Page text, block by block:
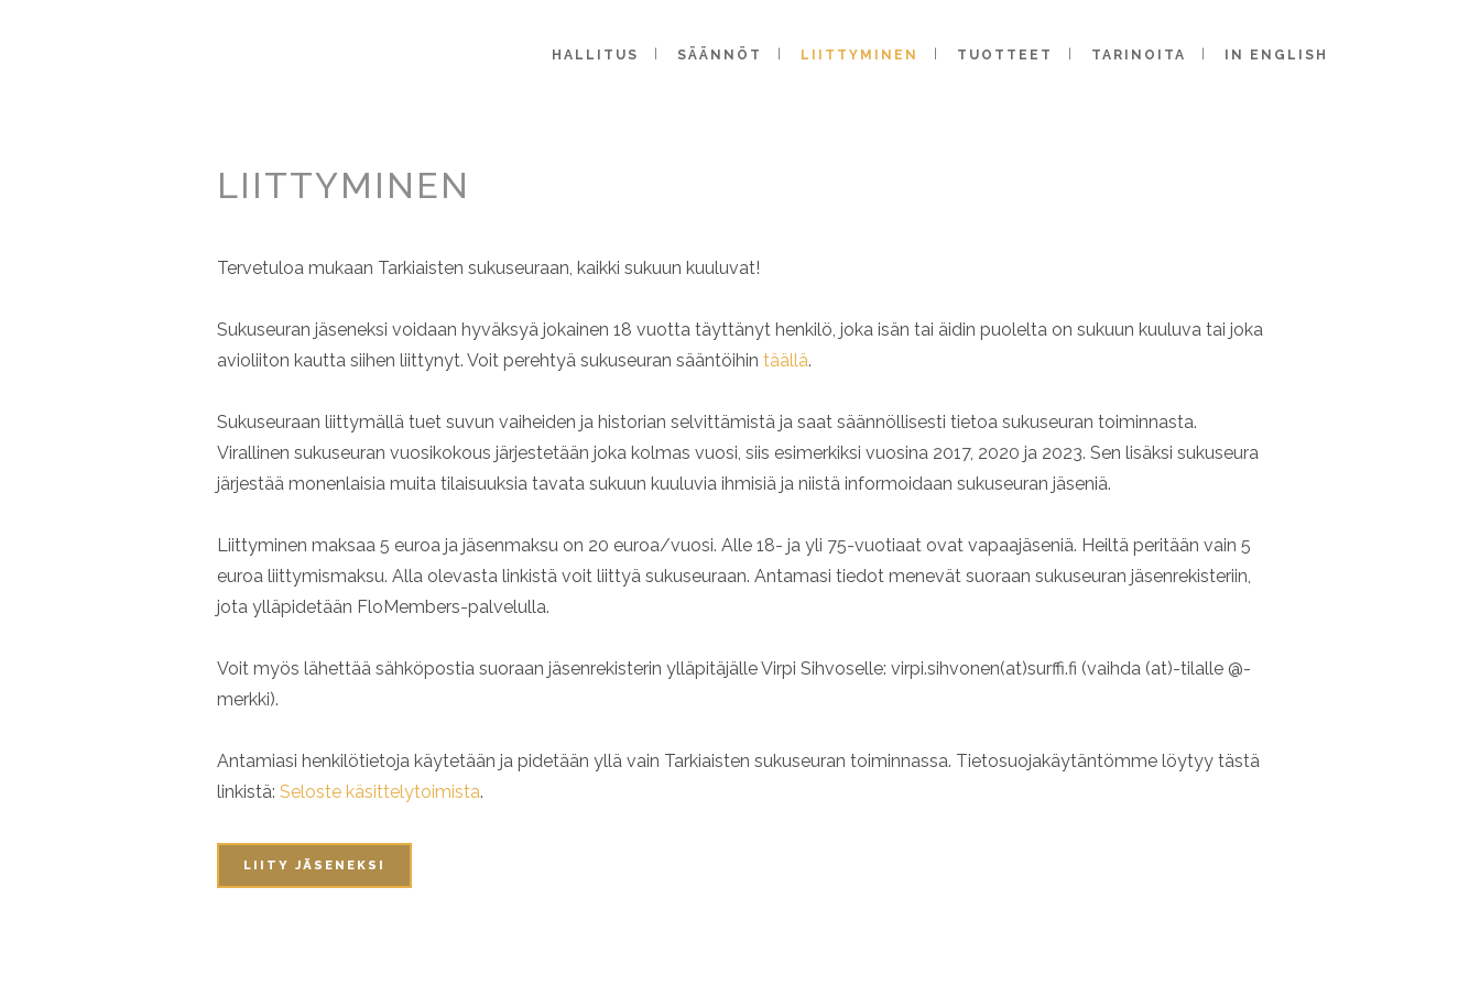
HALLITUS SÄÄNNÖT LIITTYMINEN TUOTTEET TARINOITA IN ENGLISH
LIITTYMINEN
Tervetuloa mukaan Tarkiaisten sukuseuraan, kaikki sukuun kuuluvat!
Sukuseuran jäseneksi voidaan hyväksyä jokainen 18 vuotta täyttänyt henkilö, joka isän tai äidin puolelta on sukuun kuuluva tai joka
avioliiton kautta siihen liittynyt. Voit perehtyä sukuseuran sääntöihin täällä.
Sukuseuraan liittymällä tuet suvun vaiheiden ja historian selvittämistä ja saat säännöllisesti tietoa sukuseuran toiminnasta.
Virallinen sukuseuran vuosikokous järjestetään joka kolmas vuosi, siis esimerkiksi vuosina 2017, 2020 ja 2023. Sen lisäksi sukuseura
järjestää monenlaisia muita tilaisuuksia tavata sukuun kuuluvia ihmisiä ja niistä informoidaan sukuseuran jäseniä.
Liittyminen maksaa 5 euroa ja jäsenmaksu on 20 euroa/vuosi. Alle 18- ja yli 75-vuotiaat ovat vapaajäseniä. Heiltä peritään vain 5
euroa liittymismaksu. Alla olevasta linkistä voit liittyä sukuseuraan. Antamasi tiedot menevät suoraan sukuseuran jäsenrekisteriin,
jota ylläpidetään FloMembers-palvelulla.
Voit myös lähettää sähköpostia suoraan jäsenrekisterin ylläpitäjälle Virpi Sihvoselle: virpi.sihvonen(at)surffi.fi (vaihda (at)-tilalle @-
merkki).
Antamiasi henkilötietoja käytetään ja pidetään yllä vain Tarkiaisten sukuseuran toiminnassa. Tietosuojakäytäntömme löytyy tästä
linkistä: Seloste käsittelytoimista.
LIITY JÄSENEKSI